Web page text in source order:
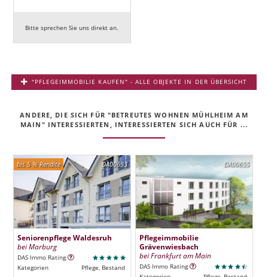
Bitte sprechen Sie uns direkt an.
"PFLEGEIMMOBILIE KAUFEN" - ALLE OBJEKTE IN DER ÜBERSICHT
ANDERE, DIE SICH FÜR "BETREUTES WOHNEN MÜHLHEIM AM
MAIN" INTERESSIERTEN, INTERESSIERTEN SICH AUCH FÜR ...
DA00653
bis 5 % Rendite
Seniorenpflege Waldesruh
bei Marburg
DAS Immo Rating
Kategorien
Pflege, Bestand
DA00655
Pflegeimmobilie
Grävenwiesbach
bei Frankfurt am Main
DAS Immo Rating